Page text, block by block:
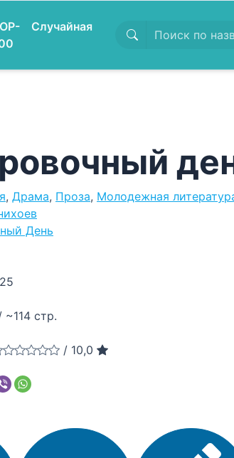
Случайная
, Драма, Проза, Молодежная
День
~114 стр.
/ 10,0